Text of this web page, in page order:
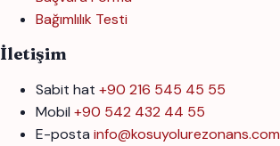
Bağımlılık Testi
İletişim
Sabit hat +90 216 545 45 55
Mobil +90 542 432 44 55
E-posta info@kosuyolurezonans.com